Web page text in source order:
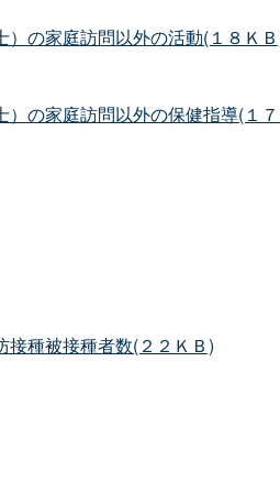
）の家庭訪問以外の活動(１８Ｋ
）の家庭訪問以外の保健指導(１
接種被接種者数(２２ＫＢ)